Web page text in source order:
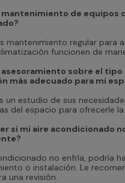
mantenimiento de equipos
mantenimiento regular para
funcionen de
asesoramiento sobre el tipo
más adecuado para mi
un estudio de sus
del espacio para ofrecerle
si mi aire acondicionado
no enfría, podría
o instalación. Le
una revisión.